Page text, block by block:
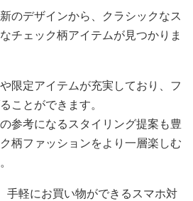
のデザインから、クラシックなス
チェック柄アイテムが見つかりま
限定アイテムが充実しており、フ
ことができます。
参考になるスタイリング提案も豊
柄ファッションをより一層楽しむ
手軽にお買い物ができるスマホ対